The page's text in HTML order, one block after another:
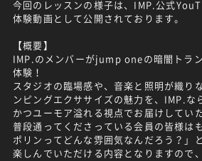
今回のレッスンの様子は、IMP.公式
体験動画として公開されております。
【概要】
IMP.のメンバーがjump oneの暗闇トラ
体験！
スタジオの臨場感や、音楽と照明が織り
ンピングエクササイズの魅力を、IMP.な
かつユーモア溢れる視点でお届けしてい
普段通ってくださっている会員の皆様は
ポリンってどんな雰囲気なんだろう？」
楽しんでいただける内容となりますので